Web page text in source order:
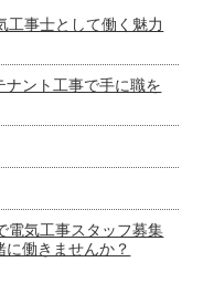
工事士として働く魅力
ナント工事で手に職を
電気工事スタッフ募集
働きませんか？